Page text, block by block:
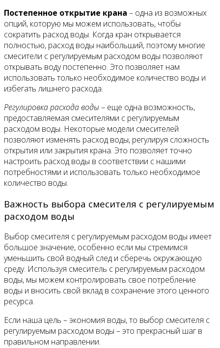
Постепенное открытие крана – одна из возможных
опций, которую мы можем использовать, чтобы
сократить расход воды. Когда кран открывается
полностью, расход воды наибольший, поэтому многие
смесители с регулируемым расходом воды позволяют
открывать воду постепенно. Это позволяет нам
использовать только необходимое количество воды и
избегать лишнего расхода.
Регулировка расхода воды– еще одна возможность,
предоставляемая смесителями с регулируемым
расходом воды. Некоторые модели смесителей
позволяют изменять расход воды, регулируя сложность
открытия или закрытия крана. Это позволяет точно
настроить расход воды в соответствии с нашими
потребностями и использовать только необходимое
количество воды.
Важность выбора смесителя с регулируемым
расходом воды
Выбор смесителя с регулируемым расходом воды имеет
большое значение, особенно если мы стремимся
уменьшить свой водный след и сберечь окружающую
среду. Используя смеситель с регулируемым расходом
воды, мы можем контролировать свое потребление
воды и вносить свой вклад в сохранение этого ценного
ресурса.
Если наша цель – экономия воды, то выбор смесителя с
регулируемым расходом воды – это прекрасный шаг в
правильном направлении.